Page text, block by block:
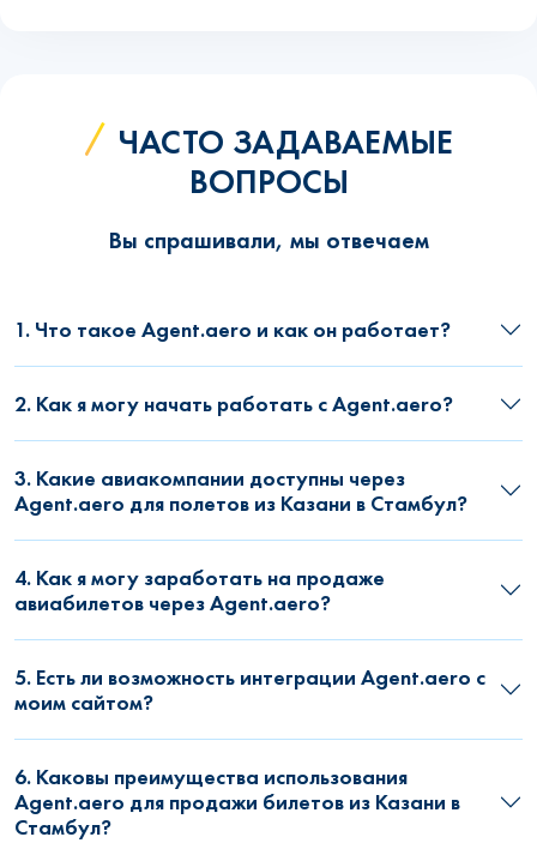
ЧАСТО ЗАДАВАЕМЫЕ
ВОПРОСЫ
Вы спрашивали, мы отвечаем
1. Что такое Agent.aero и как он работает?
2. Как я могу начать работать с Agent.aero?
3. Какие авиакомпании доступны через
Agent.aero для полетов из Казани в Стамбул?
4. Как я могу заработать на продаже
авиабилетов через Agent.aero?
5. Есть ли возможность интеграции Agent.aero с
моим сайтом?
6. Каковы преимущества использования
Agent.aero для продажи билетов из Казани в
Стамбул?